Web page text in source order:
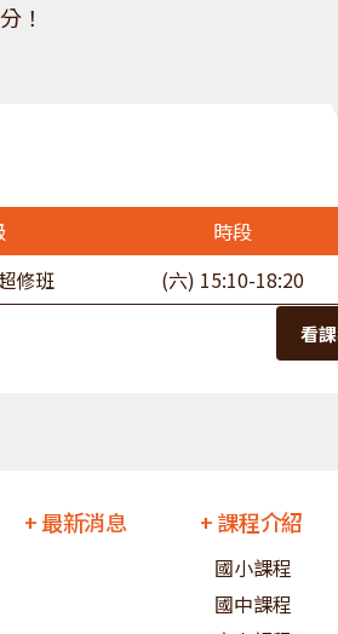
！
時段
修班
(六) 15:10-18:20
看
+ 最新消息 + 課程介紹
國小課程
國中課程